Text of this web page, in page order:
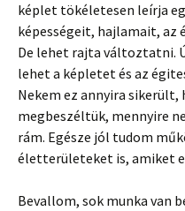
képlet tökéletesen leírja
képességeit, hajlamait, az
De lehet rajta változtatni.
lehet a képletet és az
Nekem ez annyira
megbeszéltük, mennyire
rám. Egésze jól tudom
életterületeket is, amiket
Bevallom, sok munka van